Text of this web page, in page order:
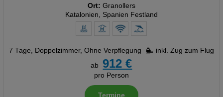
Social Media Cookies
Erweiterte Einstellungen
Ort: Granollers
Katalonien, Spanien Festland
7 Tage, Doppelzimmer, Ohne Verpflegung
inkl. Zug zum Flug
ab
912 €
pro Person
Termine